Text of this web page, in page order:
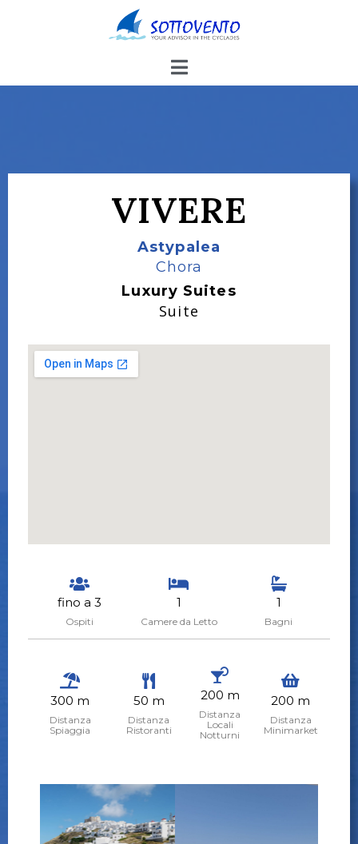
VIVERE
Astypalea
Chora
Luxury Suites
Suite
fino a 3
Ospiti
1
Camere da Letto
1
Bagni
300 m
Distanza
Spiaggia
50 m
Distanza
Ristoranti
200 m
Distanza
Locali
Notturni
200 m
Distanza
Minimarket